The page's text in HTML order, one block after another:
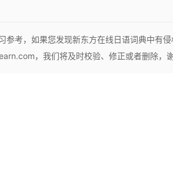
参考，如果您发现新东方在线日语词典中有
，我们将及时校验、修正或者删除，